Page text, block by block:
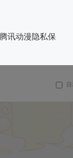
腾讯动漫隐私保